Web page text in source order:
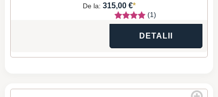
De la: 315,00 €*
(1)
DETALII